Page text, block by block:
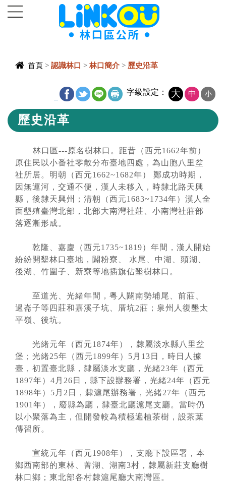
進入內容區塊
首頁 > 認識林口 > 林口簡介> 歷史沿革
字級設定： 大 中 小
歷史沿革
林口區---原名樹林口。距昔（西元1662年前）
原住民以小番社零散分布臺地四處，為山胞八里坌
社所居。明朝（西元1662~1682年） 鄭成功時期，
因無運河，交通不便，漢人未移入，時隸北路天興
縣，後隸天興州；清朝（西元1683~1734年）漢人全
面墾殖臺灣北部，北部大南灣社莊、小南灣社莊部
落逐漸形成。
乾隆、嘉慶（西元1735~1819）年間，漢人開始
紛紛開墾林口臺地，闢粉寮、 水尾、中湖、頭湖、
後湖、竹圍子、新寮等地插旗佔墾樹林口。
至道光、光緒年間，粵人闢南勢埔尾、前莊、
過崙子等四莊和嘉溪子坑、厝坑2莊；泉州人復墾太
平嶺、後坑。
光緒元年（西元1874年），隸屬淡水縣八里坌
堡；光緒25年（西元1899年）5月13日，時日人據
臺，初置臺北縣，隸屬淡水支廳，光緒23年（西元
1897年）4月26日，縣下設辦務署，光緒24年（西元
1898年）5月2日，隸滬尾辦務署，光緒27年（西元
1901年），廢縣為廳，隸臺北廳滬尾支廳。當時仍
以小聚落為主，但開發較為積極遍植茶樹，設茶葉
傳習所。
宣統元年（西元1908年），支廳下設區署，本
鄉西南部的東林、菁湖、湖南3村，隸屬新莊支廳樹
林口鄉；東北部各村隸滬尾廳大南灣區。